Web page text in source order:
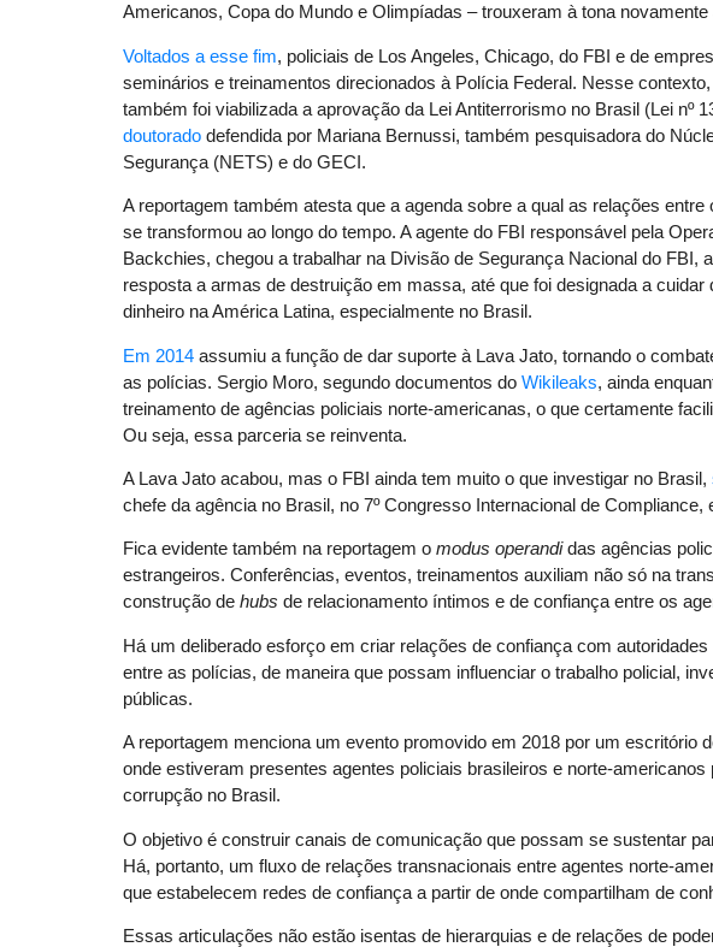
Americanos, Copa do Mundo e Olimpíadas – trouxeram à tona
Voltados a esse fim, policiais de Los Angeles, Chicago, do FBI e de
seminários e treinamentos direcionados à Polícia Federal. Nesse
também foi viabilizada a aprovação da Lei Antiterrorismo no Brasil (Lei nº
doutorado defendida por Mariana Bernussi, também pesquisadora do
Segurança (NETS) e do GECI.
A reportagem também atesta que a agenda sobre a qual as relações
se transformou ao longo do tempo. A agente do FBI responsável pela
Backchies, chegou a trabalhar na Divisão de Segurança Nacional do FBI,
resposta a armas de destruição em massa, até que foi designada a
dinheiro na América Latina, especialmente no Brasil.
Em 2014 assumiu a função de dar suporte à Lava Jato, tornando o
as polícias. Sergio Moro, segundo documentos do Wikileaks, ainda
treinamento de agências policiais norte-americanas, o que certamente
Ou seja, essa parceria se reinventa.
A Lava Jato acabou, mas o FBI ainda tem muito o que investigar no Brasil,
chefe da agência no Brasil, no 7º Congresso Internacional de Compliance,
Fica evidente também na reportagem o modus operandidas agências
estrangeiros. Conferências, eventos, treinamentos auxiliam não só na
construção de hubs de relacionamento íntimos e de confiança entre os
Há um deliberado esforço em criar relações de confiança com
entre as polícias, de maneira que possam influenciar o trabalho policial,
públicas.
A reportagem menciona um evento promovido em 2018 por um escritório
onde estiveram presentes agentes policiais brasileiros e norte-
corrupção no Brasil.
O objetivo é construir canais de comunicação que possam se sustentar
Há, portanto, um fluxo de relações transnacionais entre agentes norte-
que estabelecem redes de confiança a partir de onde compartilham de
Essas articulações não estão isentas de hierarquias e de relações de